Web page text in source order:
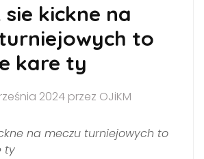
kickne na
to
kare ty
2024 przez OJiKM
na meczu turniejowych to
ty